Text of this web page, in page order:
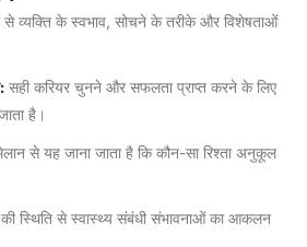
व्यक्ति के स्वभाव, सोचने के तरीके और विशेषताओं
सही करियर चुनने और सफलता प्राप्त करने के लिए
है।
से यह जाना जाता है कि कौन-सा रिश्ता अनुकूल
की स्थिति से स्वास्थ्य संबंधी संभावनाओं का आकलन